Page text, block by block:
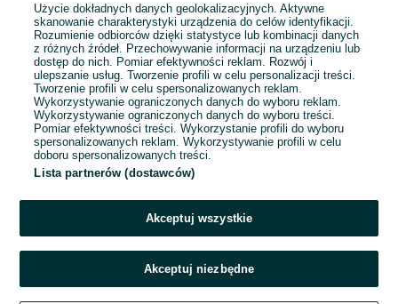
E-mail
Hasło
Zaloguj się
Użycie dokładnych danych geolokalizacyjnych. Aktywne
skanowanie charakterystyki urządzenia do celów identyfikacji.
Rozumienie odbiorców dzięki statystyce lub kombinacji danych
z różnych źródeł. Przechowywanie informacji na urządzeniu lub
dostęp do nich. Pomiar efektywności reklam. Rozwój i
ulepszanie usług. Tworzenie profili w celu personalizacji treści.
Tworzenie profili w celu spersonalizowanych reklam.
Wykorzystywanie ograniczonych danych do wyboru reklam.
Wykorzystywanie ograniczonych danych do wyboru treści.
Pomiar efektywności treści. Wykorzystanie profili do wyboru
spersonalizowanych reklam. Wykorzystywanie profili w celu
doboru spersonalizowanych treści.
Lista partnerów (dostawców)
Akceptuj wszystkie
Akceptuj niezbędne